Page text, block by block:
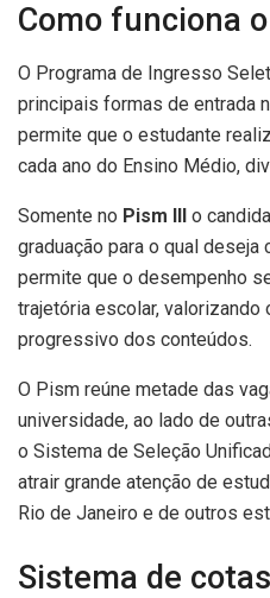
Como funciona
O Programa de Ingresso
principais formas de entrada
permite que o estudante
cada ano do Ensino Médio,
Somente no Pism III o
graduação para o qual deseja
permite que o desempenho
trajetória escolar, valorizando
progressivo dos conteúdos.
O Pism reúne metade das
universidade, ao lado de
o Sistema de Seleção
atrair grande atenção de
Rio de Janeiro e de outros
Sistema de